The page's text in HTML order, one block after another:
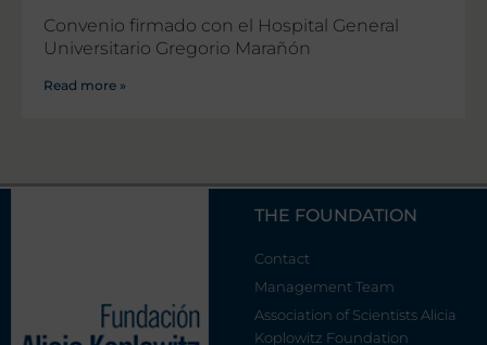
Convenio firmado con el Hospital General
Universitario Gregorio Marañón
Read more »
THE FOUNDATION
Contact
Management Team
Association of Scientists Alicia
Koplowitz Foundation